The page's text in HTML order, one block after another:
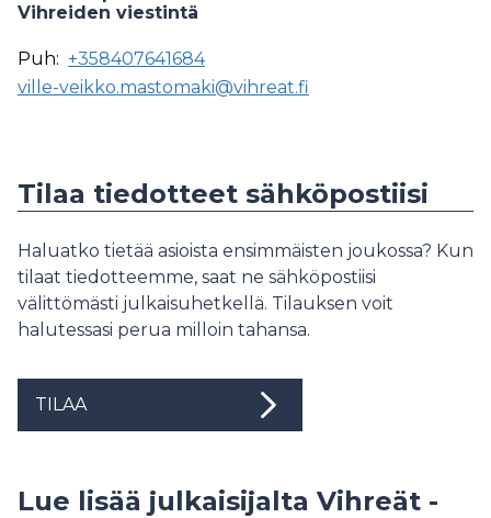
Vihreiden viestintä
Puh: +358407641684
ville-veikko.mastomaki@vihreat.fi
Tilaa tiedotteet sähköpostiisi
Haluatko tietää asioista ensimmäisten joukossa? Kun
tilaat tiedotteemme, saat ne sähköpostiisi
välittömästi julkaisuhetkellä. Tilauksen voit
halutessasi perua milloin tahansa.
TILAA
Lue lisää julkaisijalta Vihreät -